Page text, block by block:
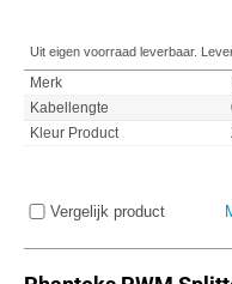
Uit eigen voorraad leverbaar.
Merk
Kabellengte
Kleur Product
Vergelijk product